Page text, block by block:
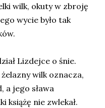
wilk, okuty w zbroję
wycie było tak
Lizdejce o śnie.
wilk oznacza,
a jego sława
książę nie zwlekał.